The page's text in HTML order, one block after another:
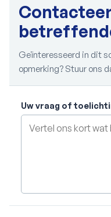
Geïnteresseerd in dit
opmerking? Stuur ons
Uw vraag of